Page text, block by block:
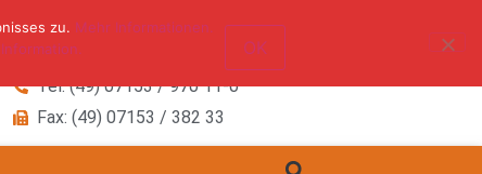
Tel: (49) 07153 / 970 11-0
Fax: (49) 07153 / 382 33
zu. Mehr Informationen.
OK